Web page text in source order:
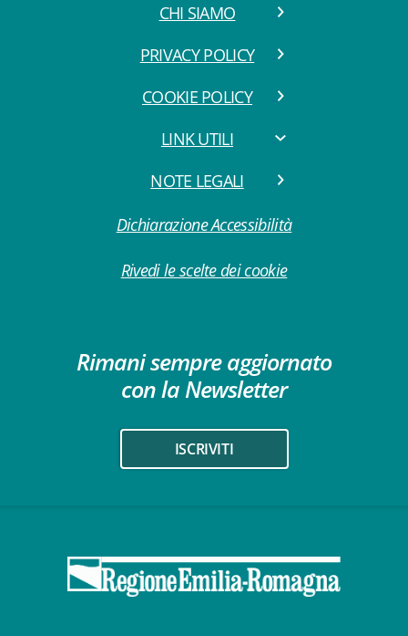
CHI SIAMO
PRIVACY POLICY
COOKIE POLICY
LINK UTILI
NOTE LEGALI
Dichiarazione Accessibilità
Rivedi le scelte dei cookie
Rimani sempre aggiornato
con la Newsletter
ISCRIVITI